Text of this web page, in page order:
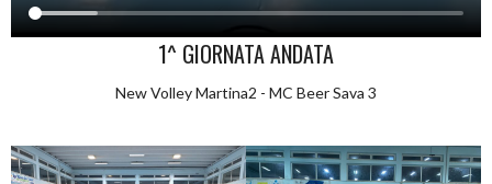
1^ GIORNATA ANDATA
New Volley Martina2 - MC Beer Sava 3